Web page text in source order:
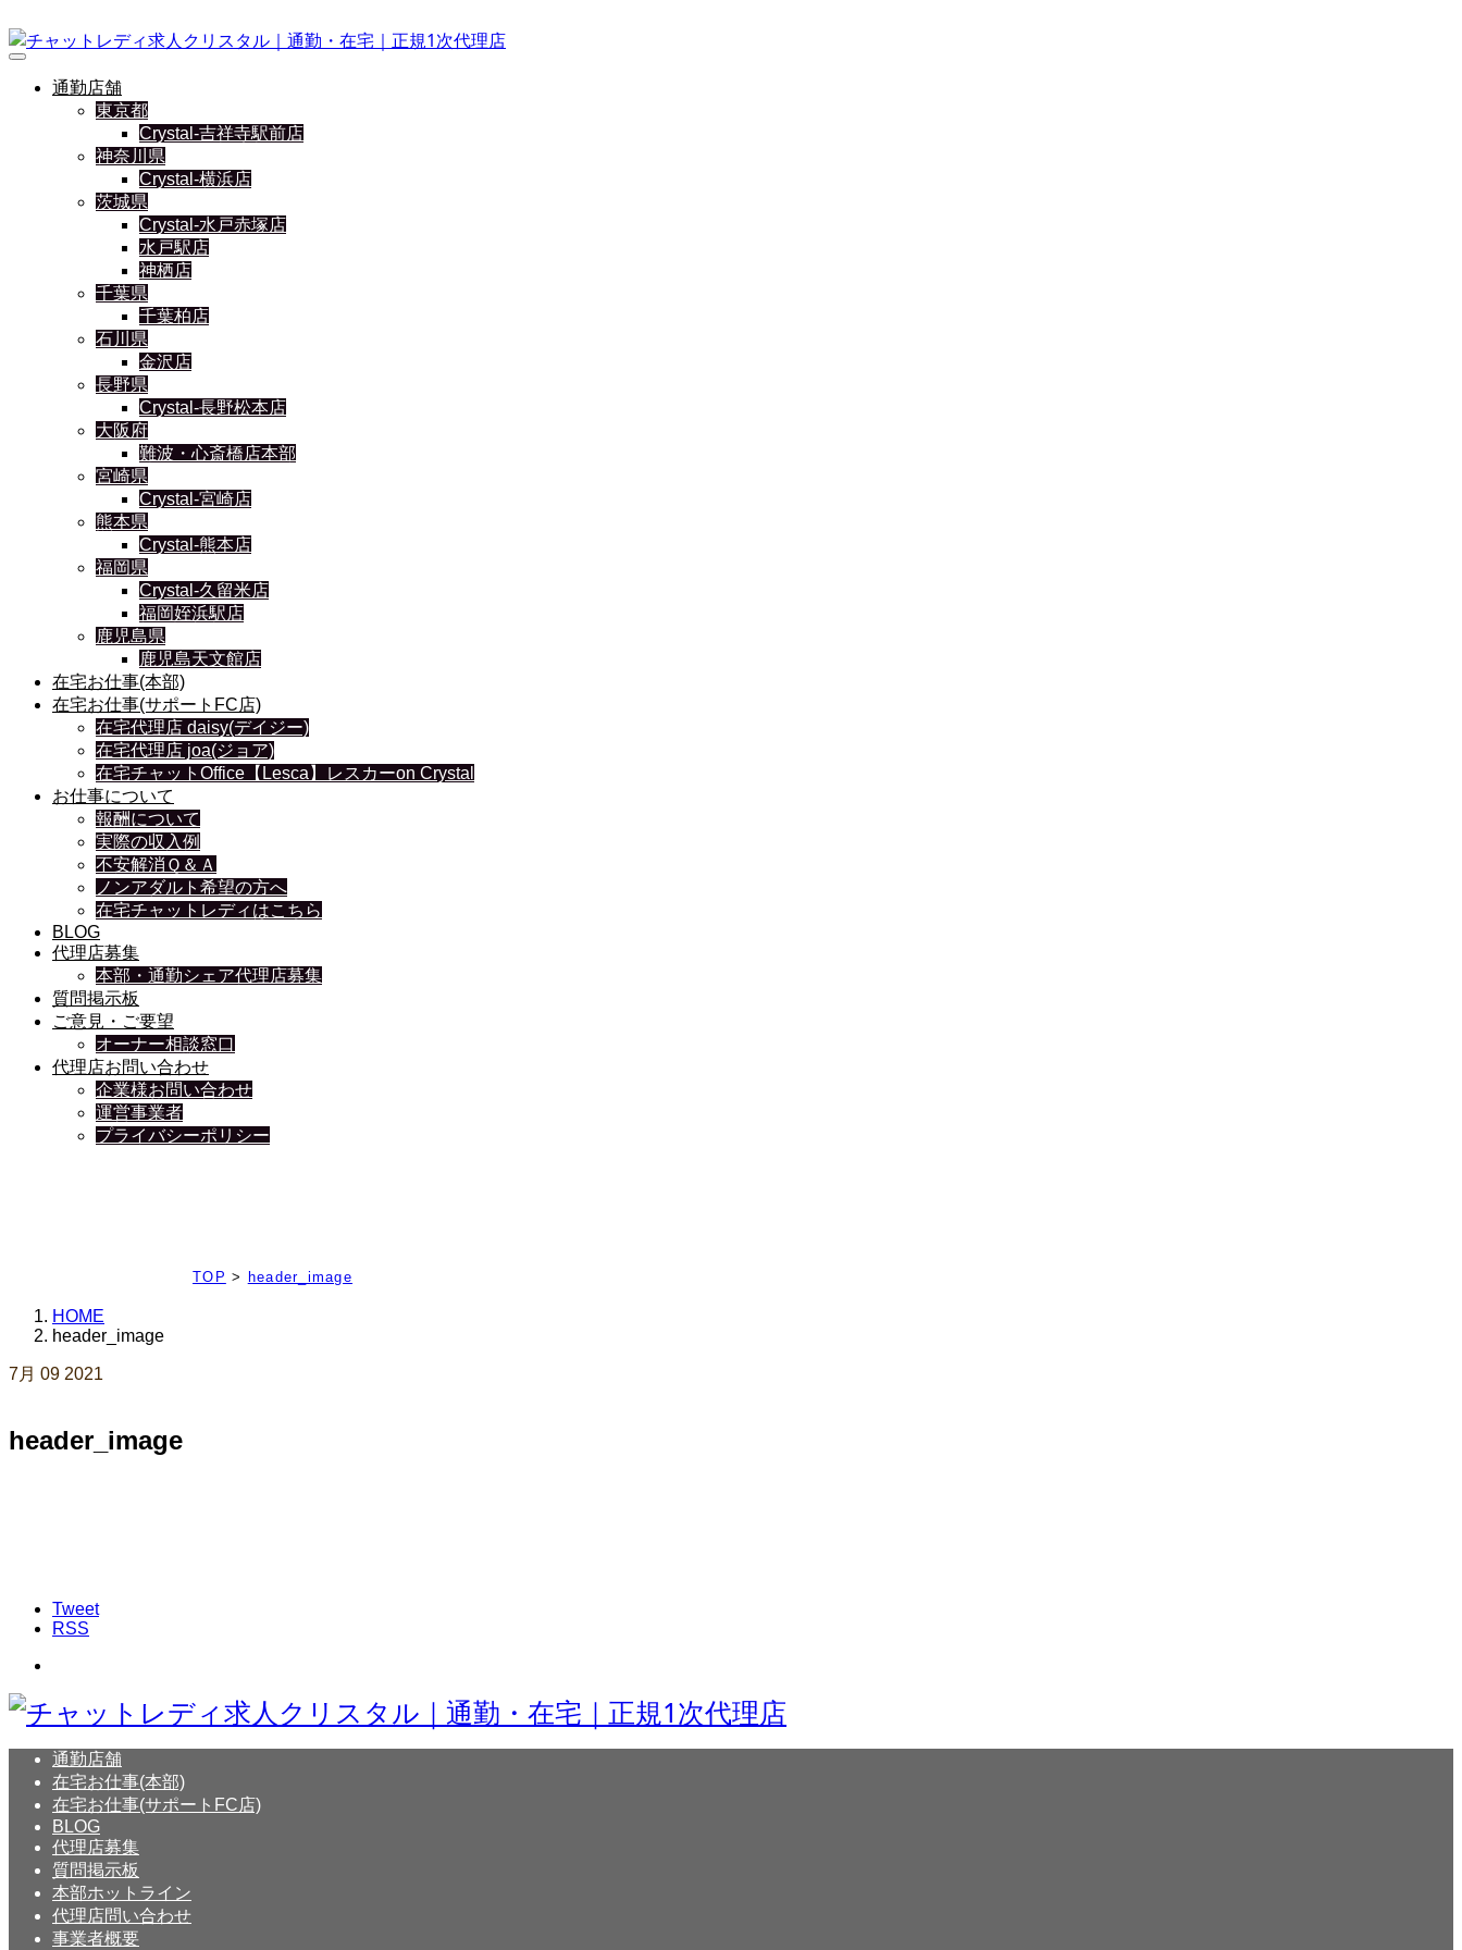
通勤店舗
東京都
Crystal-吉祥寺駅前店
神奈川県
Crystal-横浜店
茨城県
Crystal-水戸赤塚店
水戸駅店
神栖店
千葉県
千葉柏店
石川県
金沢店
長野県
Crystal-長野松本店
大阪府
難波・心斎橋店本部
宮崎県
Crystal-宮崎店
熊本県
Crystal-熊本店
福岡県
Crystal-久留米店
福岡姪浜駅店
鹿児島県
鹿児島天文館店
在宅お仕事(本部)
在宅お仕事(サポートFC店)
在宅代理店 daisy(デイジー)
在宅代理店 joa(ジョア)
在宅チャットOffice【Lesca】レスカーon Crystal
お仕事について
報酬について
実際の収入例
不安解消Ｑ＆Ａ
ノンアダルト希望の方へ
在宅チャットレディはこちら
BLOG
代理店募集
本部・通勤シェア代理店募集
質問掲示板
ご意見・ご要望
オーナー相談窓口
代理店お問い合わせ
企業様お問い合わせ
運営事業者
プライバシーポリシー
TOP > header_image
HOME
header_image
7月 09 2021
header_image
Tweet
RSS
通勤店舗
在宅お仕事(本部)
在宅お仕事(サポートFC店)
BLOG
代理店募集
質問掲示板
本部ホットライン
代理店問い合わせ
事業者概要